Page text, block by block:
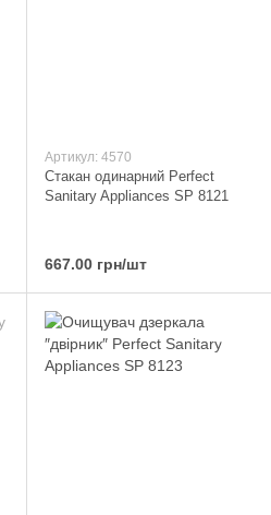
Артикул: 4570
Стакан одинарний Perfect
Sanitary Appliances SP 8121
667.00 грн/шт